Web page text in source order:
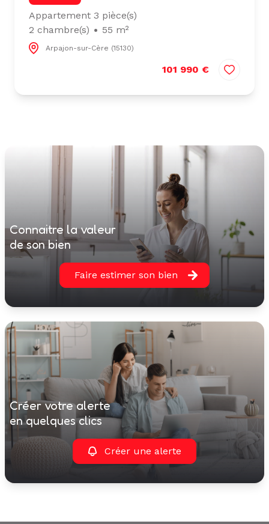
Appartement 3 pièce(s)
2 chambre(s)
55 m²
Arpajon-sur-Cère (15130)
101 990 €
connaitre la valeur
de son bien
Faire estimer son bien
créer votre alerte
en quelques clics
Créer une alerte